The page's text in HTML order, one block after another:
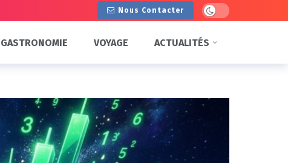
Nous Contacter Dark mode
GASTRONOMIE VOYAGE ACTUALITÉS